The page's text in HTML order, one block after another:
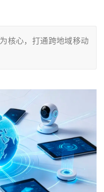
核心，打通跨地域移动